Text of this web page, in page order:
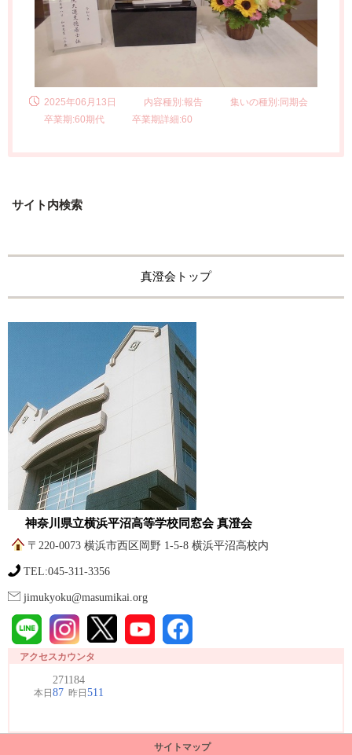
2025年06月13日 内容種別:報告
集いの種別:同期会
卒業期:60期代
卒業期詳細:60
サイト内検索
真澄会トップ
神奈川県立横浜平沼高等学校同窓会 真澄会
〒220-0073 横浜市西区岡野 1-5-8 横浜平沼高校内
TEL:045-311-3356
jimukyoku@masumikai.org
アクセスカウンタ
サイトマップ